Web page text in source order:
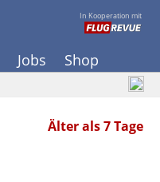
In Kooperation mit
Jobs Shop
Älter als 7 Tage